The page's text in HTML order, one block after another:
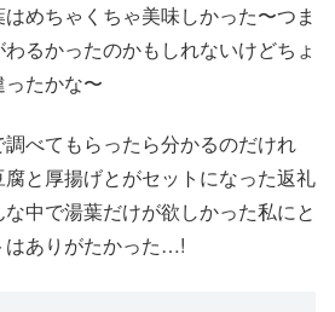
めちゃくちゃ美味しかった〜つま
るかったのかもしれないけどちょ
たかな〜
べてもらったら分かるのだけれ
と厚揚げとがセットになった返礼
中で湯葉だけが欲しかった私にと
はありがたかった…!